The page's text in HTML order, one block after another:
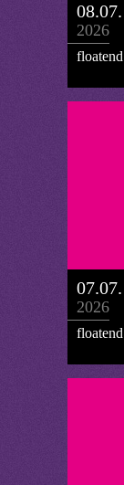
08.07.
2026
floatend
07.07.
2026
floatend